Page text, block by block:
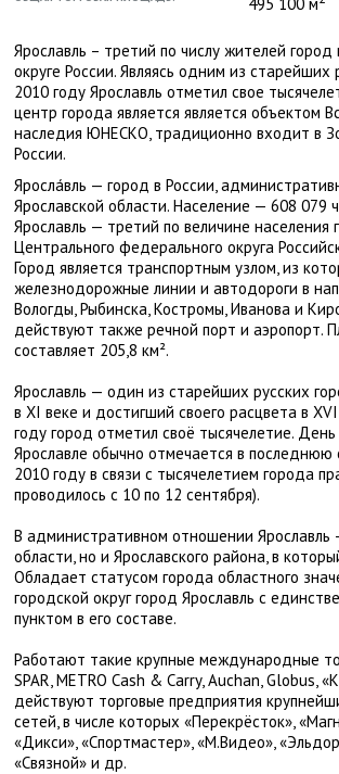
Ярославль – третий по числу жителей
округе России. Являясь одним из старейших
2010 году Ярославль отметил свое
центр города является является объектом
наследия ЮНЕСКО, традиционно входит в
России.
Яросла́вль — город в России,
Ярославской области. Население — 608 079
Ярославль — третий по величине населения
Центрального федерального округа
Город является транспортным узлом, из
железнодорожные линии и автодороги в
Вологды, Рыбинска, Костромы, Иванова и
действуют также речной порт и аэропорт.
составляет 205,8 км².
Ярославль — один из старейших русских
в XI веке и достигший своего расцвета в
году город отметил своё тысячелетие.
Ярославле обычно отмечается в последнюю
2010 году в связи с тысячелетием города
проводилось с 10 по 12 сентября).
В административном отношении Ярославль
области, но и Ярославского района, в
Обладает статусом города областного
городской округ город Ярославль c
пунктом в его составе.
Работают такие крупные международные
SPAR, METRO Cash & Carry, Auchan, Globus,
действуют торговые предприятия
сетей, в числе которых «Перекрёсток»,
«Дикси», «Спортмастер», «М.Видео»,
«Связной» и др.